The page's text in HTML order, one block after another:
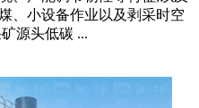
、小设备作业以及剥采时空
源头低碳 ...